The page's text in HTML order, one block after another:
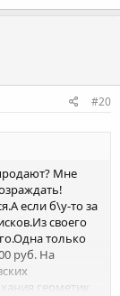
#20
Мне
если б\у-то за
своего
только
руб. На
герметик